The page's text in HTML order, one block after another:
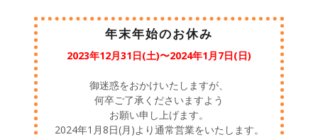
年末年始のお休み
2023年12月31日(土)〜2024年1月7日(日)
御迷惑をおかけいたしますが、
何卒ご了承くださいますよう
お願い申し上げます。
2024年1月8日(月)より通常営業をいたします。